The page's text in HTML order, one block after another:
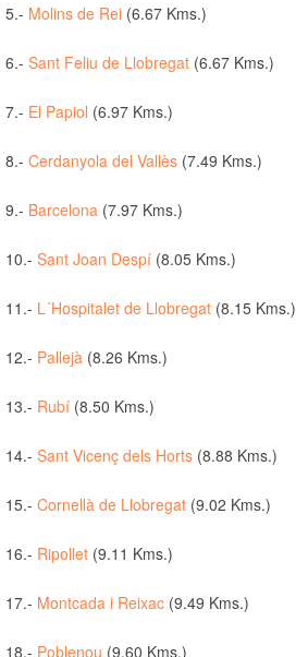
5.- Molins de Rei (6.67 Kms.)
6.- Sant Feliu de Llobregat (6.67 Kms.)
7.- El Papiol (6.97 Kms.)
8.- Cerdanyola del Vallès (7.49 Kms.)
9.- Barcelona (7.97 Kms.)
10.- Sant Joan Despí (8.05 Kms.)
11.- L´Hospitalet de Llobregat (8.15 Kms.)
12.- Pallejà (8.26 Kms.)
13.- Rubí (8.50 Kms.)
14.- Sant Vicenç dels Horts (8.88 Kms.)
15.- Cornellà de Llobregat (9.02 Kms.)
16.- Ripollet (9.11 Kms.)
17.- Montcada i Reixac (9.49 Kms.)
18.- Poblenou (9.60 Kms.)